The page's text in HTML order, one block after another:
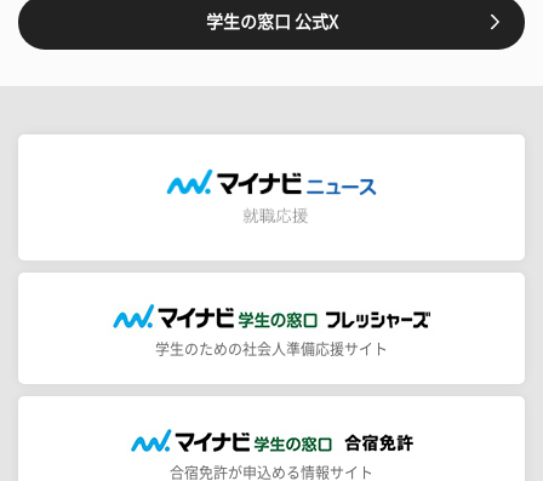
学生の窓口 公式X
学生のための社会人準備応援サイト
合宿免許が申込める情報サイト